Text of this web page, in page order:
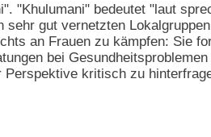
"Khulumani" bedeutet "laut
sehr gut vernetzten
an Frauen zu kämpfen: Sie
bei
kritisch zu